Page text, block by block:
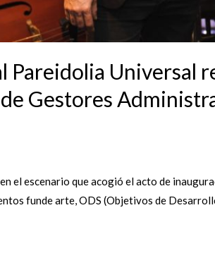
Pareidolia Universal
Gestores
el escenario que acogió el acto de
funde arte, ODS (Objetivos de